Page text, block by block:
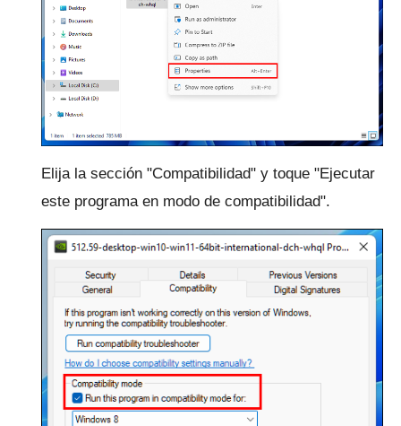
Elija la sección "Compatibilidad" y toque "Ejecutar
este programa en modo de compatibilidad".